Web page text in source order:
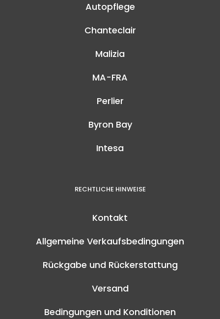
Autopflege
Chanteclair
Malizia
MA-FRA
Perlier
Byron Bay
Intesa
RECHTLICHE HINWEISE
Kontakt
Allgemeine Verkaufsbedingungen
Rückgabe und Rückerstattung
Versand
Bedingungen und Konditionen